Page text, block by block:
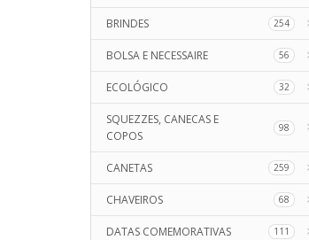
BRINDES 254
BOLSA E NECESSAIRE 56
ECOLÓGICO 32
SQUEZZES, CANECAS E
COPOS
98
CANETAS 259
CHAVEIROS 68
DATAS COMEMORATIVAS 111